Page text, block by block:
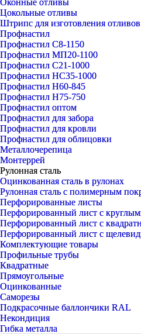
Оконные отливы
Цокольные отливы
Штрипс для изготовления отливов
Профнастил
Профнастил С8-1150
Профнастил МП20-1100
Профнастил С21-1000
Профнастил НС35-1000
Профнастил Н60-845
Профнастил Н75-750
Профнастил оптом
Профнастил для забора
Профнастил для кровли
Профнастил для облицовки
Металлочерепица
Монтеррей
Рулонная сталь
Оцинкованная сталь в рулонах
Рулонная сталь с полимерным
Перфорированные листы
Перфорированный лист с
Перфорированный лист с
Перфорированный лист с
Комплектующие товары
Профильные трубы
Квадратные
Прямоугольные
Оцинкованные
Саморезы
Подкрасочные баллончики RAL
Некондиция
Гибка металла